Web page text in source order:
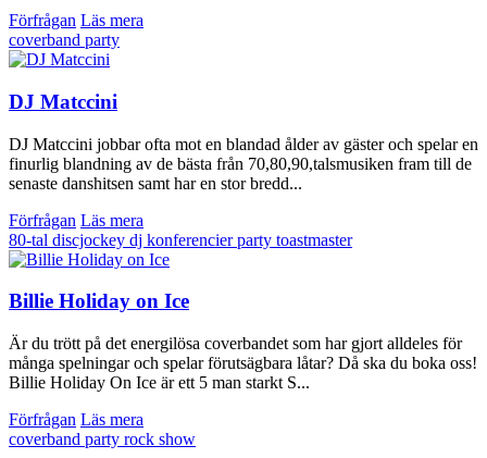
Förfrågan Läs mera
coverband party
DJ Matccini
DJ Matccini jobbar ofta mot en blandad ålder av gäster och spelar en
finurlig blandning av de bästa från 70,80,90,talsmusiken fram till de
senaste danshitsen samt har en stor bredd...
Förfrågan Läs mera
80-tal discjockey dj konferencierparty toastmaster
Billie Holiday on Ice
Är du trött på det energilösa coverbandet som har gjort alldeles för
många spelningar och spelar förutsägbara låtar? Då ska du boka oss!
Billie Holiday On Ice är ett 5 man starkt S...
Förfrågan Läs mera
coverband party rock show